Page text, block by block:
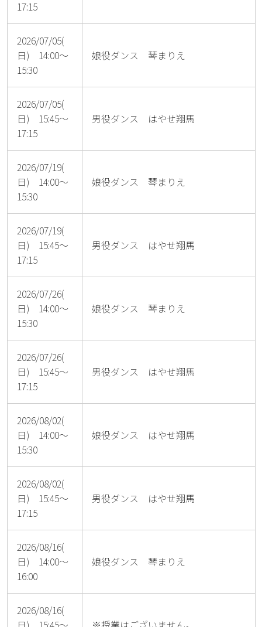
17:15
2026/07/05(
日) 14:00～
15:30
娘役ダンス 琴まりえ
2026/07/05(
日) 15:45～
17:15
男役ダンス はやせ翔馬
2026/07/19(
日) 14:00～
15:30
娘役ダンス 琴まりえ
2026/07/19(
日) 15:45～
17:15
男役ダンス はやせ翔馬
2026/07/26(
日) 14:00～
15:30
娘役ダンス 琴まりえ
2026/07/26(
日) 15:45～
17:15
男役ダンス はやせ翔馬
2026/08/02(
日) 14:00～
15:30
娘役ダンス はやせ翔馬
2026/08/02(
日) 15:45～
17:15
男役ダンス はやせ翔馬
2026/08/16(
日) 14:00～
16:00
娘役ダンス 琴まりえ
2026/08/16(